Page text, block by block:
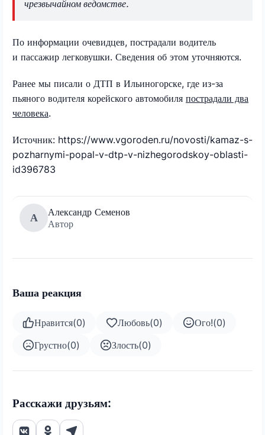
чрезвычайном ведомстве.
По информации очевидцев, пострадали водитель
и пассажир легковушки. Сведения об этом уточняются.
Ранее мы писали о ДТП в Ильиногорске, где из-за
пьяного водителя корейского автомобиля пострадали два
человека.
Источник: https://www.vgoroden.ru/novosti/kamaz-s-
pozharnymi-popal-v-dtp-v-nizhegorodskoy-oblasti-
id396783
А
Александр Семенов
Автор
Ваша реакция
Нравится(0) Любовь(0) Ого!(0)
Грустно(0) Злость(0)
Расскажи друзьям: